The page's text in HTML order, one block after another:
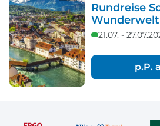
Rundreise
Wunderwelt
21.07. -
p.P.